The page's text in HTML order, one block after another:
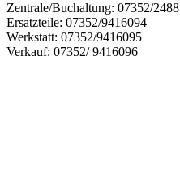
Zentrale/Buchaltung: 07352/2488
Ersatzteile: 07352/9416094
Werkstatt: 07352/9416095
Verkauf: 07352/ 9416096